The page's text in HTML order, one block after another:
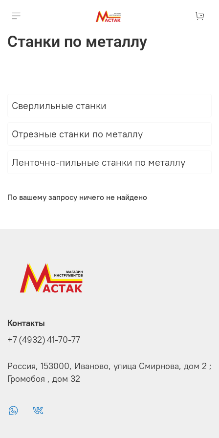
Станки по металлу
Сверлильные станки
Отрезные станки по металлу
Ленточно-пильные станки по металлу
По вашему запросу ничего не найдено
Контакты
+7 (4932) 41-70-77
Россия, 153000, Иваново, улица Смирнова, дом 2 ;
Громобоя , дом 32